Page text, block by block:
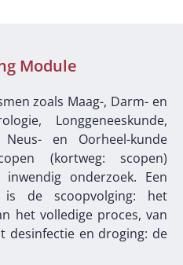
Module
zoals Maag-, Darm- en
Longgeneeskunde,
en Oorheel-kunde
(kortweg: scopen)
onderzoek. Een
de scoopvolging: het
het volledige proces, van
desinfectie en droging: de